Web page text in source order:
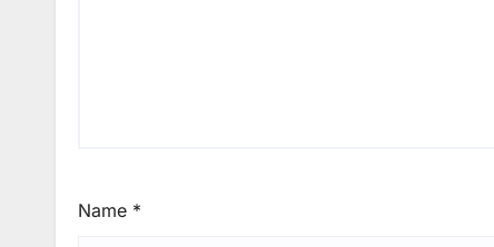
Name *